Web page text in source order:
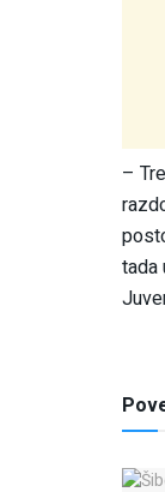
–
tada